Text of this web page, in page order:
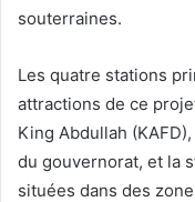
souterraines.
Les quatre stations
attractions de ce
King Abdullah
du gouvernorat, et la
situées dans des